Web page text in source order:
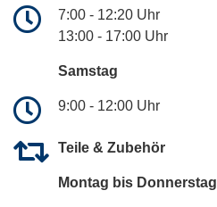
7:00 - 12:20 Uhr
13:00 - 17:00 Uhr
Samstag
9:00 - 12:00 Uhr
Teile & Zubehör
Montag bis Donnerstag